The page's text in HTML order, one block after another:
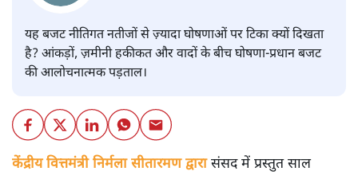
यह बजट नीतिगत नतीजों से ज़्यादा घोषणाओं पर टिका क्यों दिखता
है? आंकड़ों, ज़मीनी हकीकत और वादों के बीच घोषणा-प्रधान बजट
की आलोचनात्मक पड़ताल।
केंद्रीय वित्तमंत्री निर्मला सीतारमण द्वारासंसद में प्रस्तुत साल